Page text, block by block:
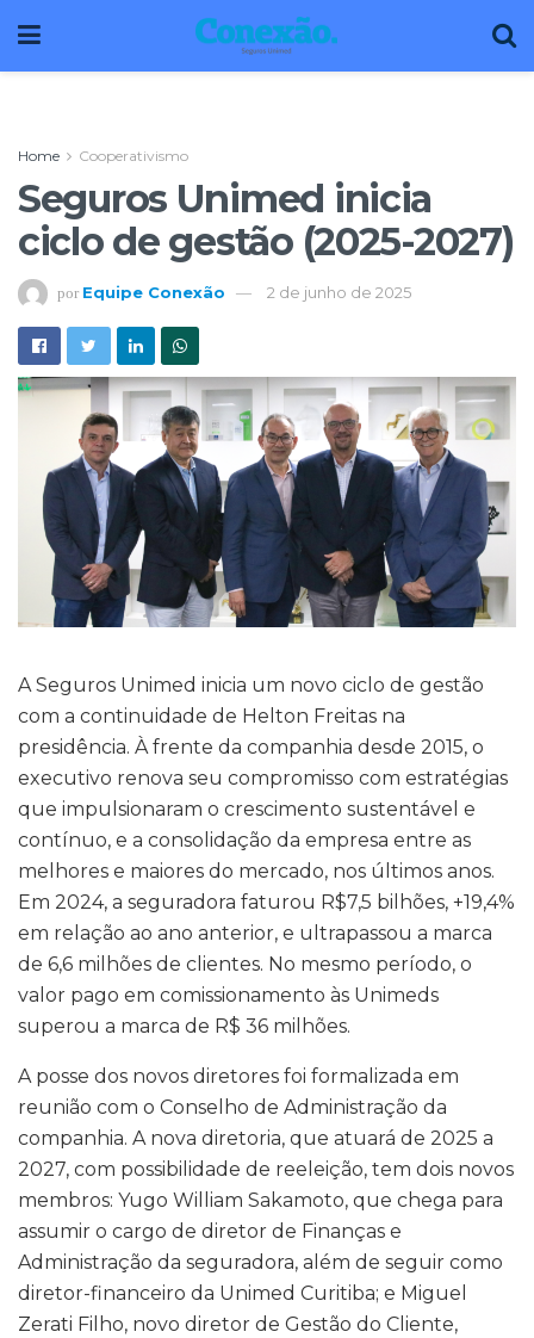
Home Cooperativismo
Seguros Unimed inicia
ciclo de gestão (2025-2027)
por Equipe Conexão 2 de junho de 2025
A Seguros Unimed inicia um novo ciclo de gestão
com a continuidade de Helton Freitas na
presidência. À frente da companhia desde 2015, o
executivo renova seu compromisso com estratégias
que impulsionaram o crescimento sustentável e
contínuo, e a consolidação da empresa entre as
melhores e maiores do mercado, nos últimos anos.
Em 2024, a seguradora faturou R$7,5 bilhões, +19,4%
em relação ao ano anterior, e ultrapassou a marca
de 6,6 milhões de clientes. No mesmo período, o
valor pago em comissionamento às Unimeds
superou a marca de R$ 36 milhões.
A posse dos novos diretores foi formalizada em
reunião com o Conselho de Administração da
companhia. A nova diretoria, que atuará de 2025 a
2027, com possibilidade de reeleição, tem dois novos
membros: Yugo William Sakamoto, que chega para
assumir o cargo de diretor de Finanças e
Administração da seguradora, além de seguir como
diretor-financeiro da Unimed Curitiba; e Miguel
Zerati Filho, novo diretor de Gestão do Cliente,